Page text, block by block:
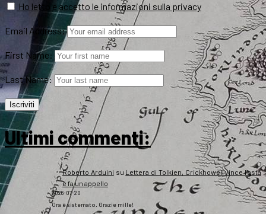
Ho letto e accetto le informazioni sulla privacy
Email Address:
First Name:
Last Name:
Ultimi commenti:
Roberto Arduini su Lettera di Tolkien, Crickhowell vince l’asta
e fa un appello
2026-07-20
Ora è sistemato. Grazie mille!